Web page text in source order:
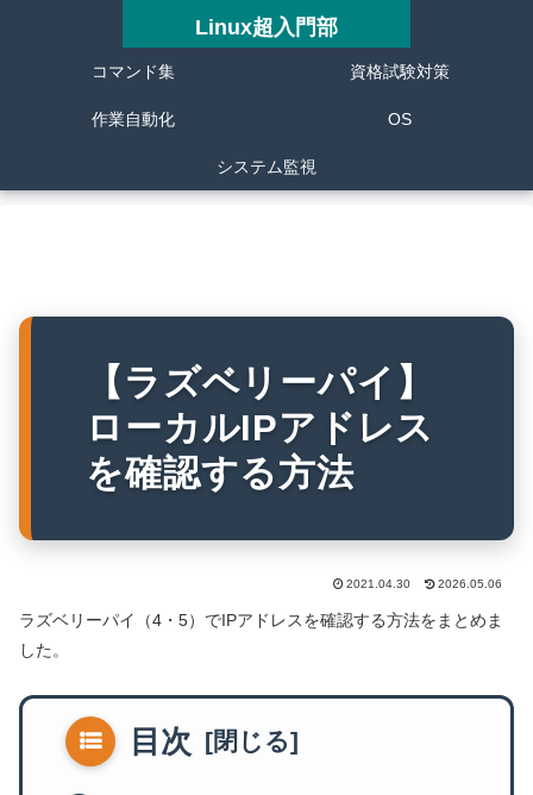
Linux超入門部
コマンド集 資格試験対策
作業自動化 OS
システム監視
【ラズベリーパイ】
ローカルIPアドレス
を確認する方法
2021.04.30 2026.05.06
ラズベリーパイ（4・5）でIPアドレスを確認する方法をまとめま
した。
目次